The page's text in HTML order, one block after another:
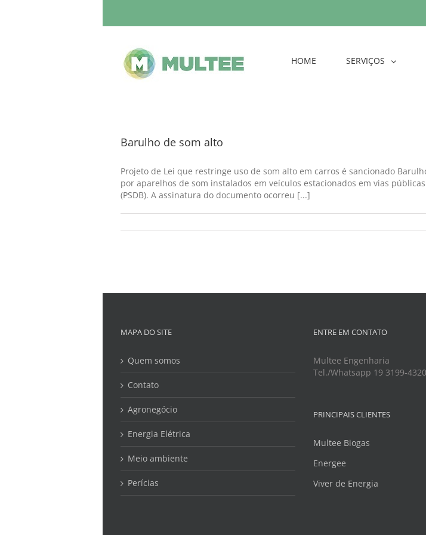
HOME SERVIÇOS
Barulho de som alto
Projeto de Lei que restringe uso de som alto em carros é sancionado
por aparelhos de som instalados em veículos estacionados em vias
(PSDB). A assinatura do documento ocorreu [...]
MAPA DO SITE
Quem somos
Contato
Agronegócio
Energia Elétrica
Meio ambiente
Perícias
ENTRE EM CONTATO
Multee Engenharia
Tel./Whatsapp 19 3199-4320
PRINCIPAIS CLIENTES
Multee Biogas
Energee
Viver de Energia